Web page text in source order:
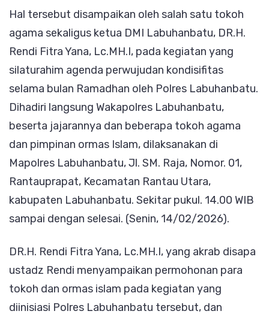
Hal tersebut disampaikan oleh salah satu tokoh
agama sekaligus ketua DMI Labuhanbatu, DR.H.
Rendi Fitra Yana, Lc.MH.I, pada kegiatan yang
silaturahim agenda perwujudan kondisifitas
selama bulan Ramadhan oleh Polres Labuhanbatu.
Dihadiri langsung Wakapolres Labuhanbatu,
beserta jajarannya dan beberapa tokoh agama
dan pimpinan ormas Islam, dilaksanakan di
Mapolres Labuhanbatu, Jl. SM. Raja, Nomor. 01,
Rantauprapat, Kecamatan Rantau Utara,
kabupaten Labuhanbatu. Sekitar pukul. 14.00 WIB
sampai dengan selesai. (Senin, 14/02/2026).
DR.H. Rendi Fitra Yana, Lc.MH.I, yang akrab disapa
ustadz Rendi menyampaikan permohonan para
tokoh dan ormas islam pada kegiatan yang
diinisiasi Polres Labuhanbatu tersebut, dan